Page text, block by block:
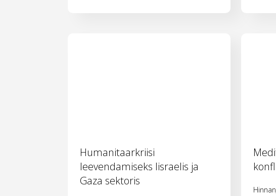
Humanitaarkriisi
leevendamiseks Iisraelis ja
Gaza sektoris